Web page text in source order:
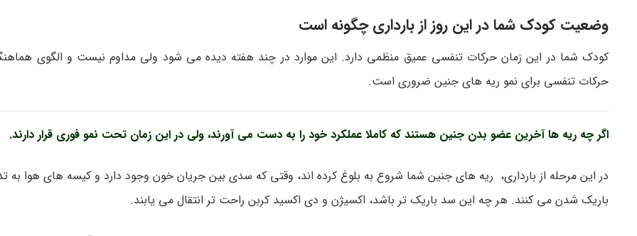
وضعیت کودک شما در این روز از بارداری چگونه است
کودک شما در این زمان حرکات تنفسی عمیق منظمی دارد. این موارد در چند هفته دیده می شود ولی مداوم نیست و الگوی
حرکات تنفسی برای نمو ریه های جنین ضروری است.
اگر چه ریه ها آخرین عضو بدن جنین هستند که کاملا عملکرد خود را به دست می آورند، ولی در این زمان تحت نمو فوری قرار دارند.
در این مرحله از بارداری، ریه های جنین شما شروع به بلوغ کرده اند، وقتی که سدی بین جریان خون وجود دارد و کیسه های هوا به
باریک شدن می کنند. هر چه این سد باریک تر باشد، اکسیژن و دی اکسید کربن راحت تر انتقال می یابند.